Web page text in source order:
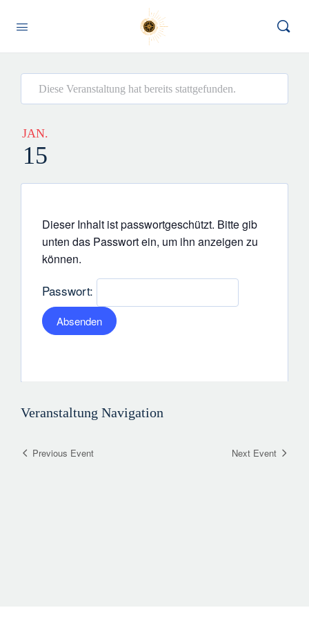
Diese Veranstaltung hat bereits stattgefunden.
JAN.
15
Dieser Inhalt ist passwortgeschützt. Bitte gib
unten das Passwort ein, um ihn anzeigen zu
können.
Passwort:
Veranstaltung Navigation
Previous Event Next Event